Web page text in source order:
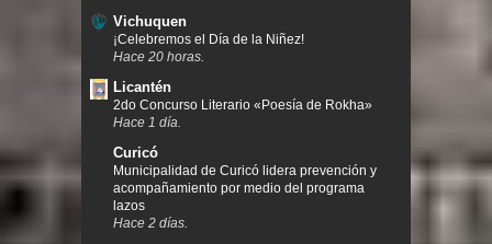
Vichuquen
¡Celebremos el Día de la Niñez!
Hace 20 horas.
Licantén
2do Concurso Literario «Poesía de Rokha»
Hace 1 día.
Curicó
Municipalidad de Curicó lidera prevención y
acompañamiento por medio del programa
lazos
Hace 2 días.